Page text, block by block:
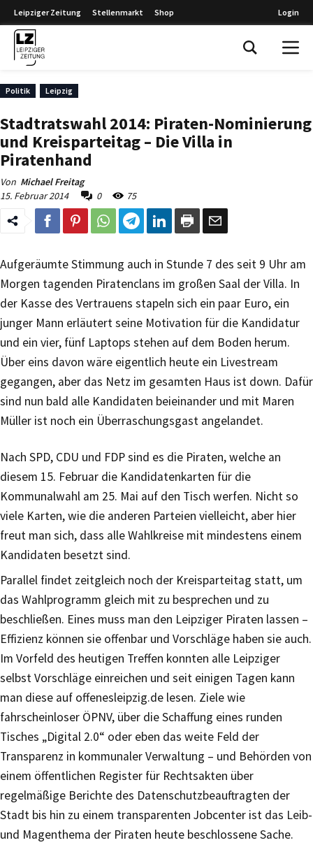
Leipziger Zeitung Stellenmarkt Shop Login
Politik Leipzig
Stadtratswahl 2014: Piraten-Nominierung
und Kreisparteitag – Die Villa in
Piratenhand
Von Michael Freitag
15. Februar 2014
0 75
Aufgeräumte Stimmung auch in Stunde 7 des seit 9 Uhr am
Morgen tagenden Piratenclans im großen Saal der Villa. In
der Kasse des Vertrauens stapeln sich ein paar Euro, ein
junger Mann erläutert seine Motivation für die Kandidatur
und ein vier, fünf Laptops stehen auf dem Boden herum.
Über eins davon wäre eigentlich heute ein Livestream
gegangen, aber das Netz im gesamten Haus ist down. Dafür
sind nun bald alle Kandidaten beieinander und mit Maren
Müller ist noch ein Überraschungsgast angelandet.
Nach SPD, CDU und FDP sind es die Piraten, welche an
diesem 15. Februar die Kandidatenkarten für die
Kommunalwahl am 25. Mai auf den Tisch werfen. Nicht so
viele Karten, wie die anderen Parteien vielleicht, aber hier
freut man sich, dass alle Wahlkreise mit mindestens einem
Kandidaten besetzt sind.
Parallel findet zeitgleich noch der Kreisparteitag statt, um
das Wahlprogramm gleich mit zu besprechen und zu
beschließen. Eines muss man den Leipziger Piraten lassen –
Effizienz können sie offenbar und Vorschläge haben sie auch.
Im Vorfeld des heutigen Treffen konnten alle Leipziger
selbst Vorschläge einreichen und seit einigen Tagen kann
man diese auf offenesleipzig.de lesen. Ziele wie
fahrscheinloser ÖPNV, über die Schaffung eines runden
Tisches „Digital 2.0“ oder eben das weite Feld der
Transparenz in kommunaler Verwaltung – und Behörden von
einem öffentlichen Register für Rechtsakten über
regelmäßige Berichte des Datenschutzbeauftragten der
Stadt bis hin zu einem transparenten Jobcenter ist das Leib-
und Magenthema der Piraten heute beschlossene Sache.